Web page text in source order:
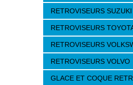
RETROVISEURS SUZUKI
RETROVISEURS
RETROVISEURS
RETROVISEURS VOLVO
GLACE ET COQUE